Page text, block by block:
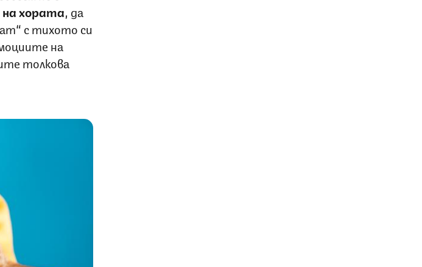
хората, да
с тихото си
на
толкова